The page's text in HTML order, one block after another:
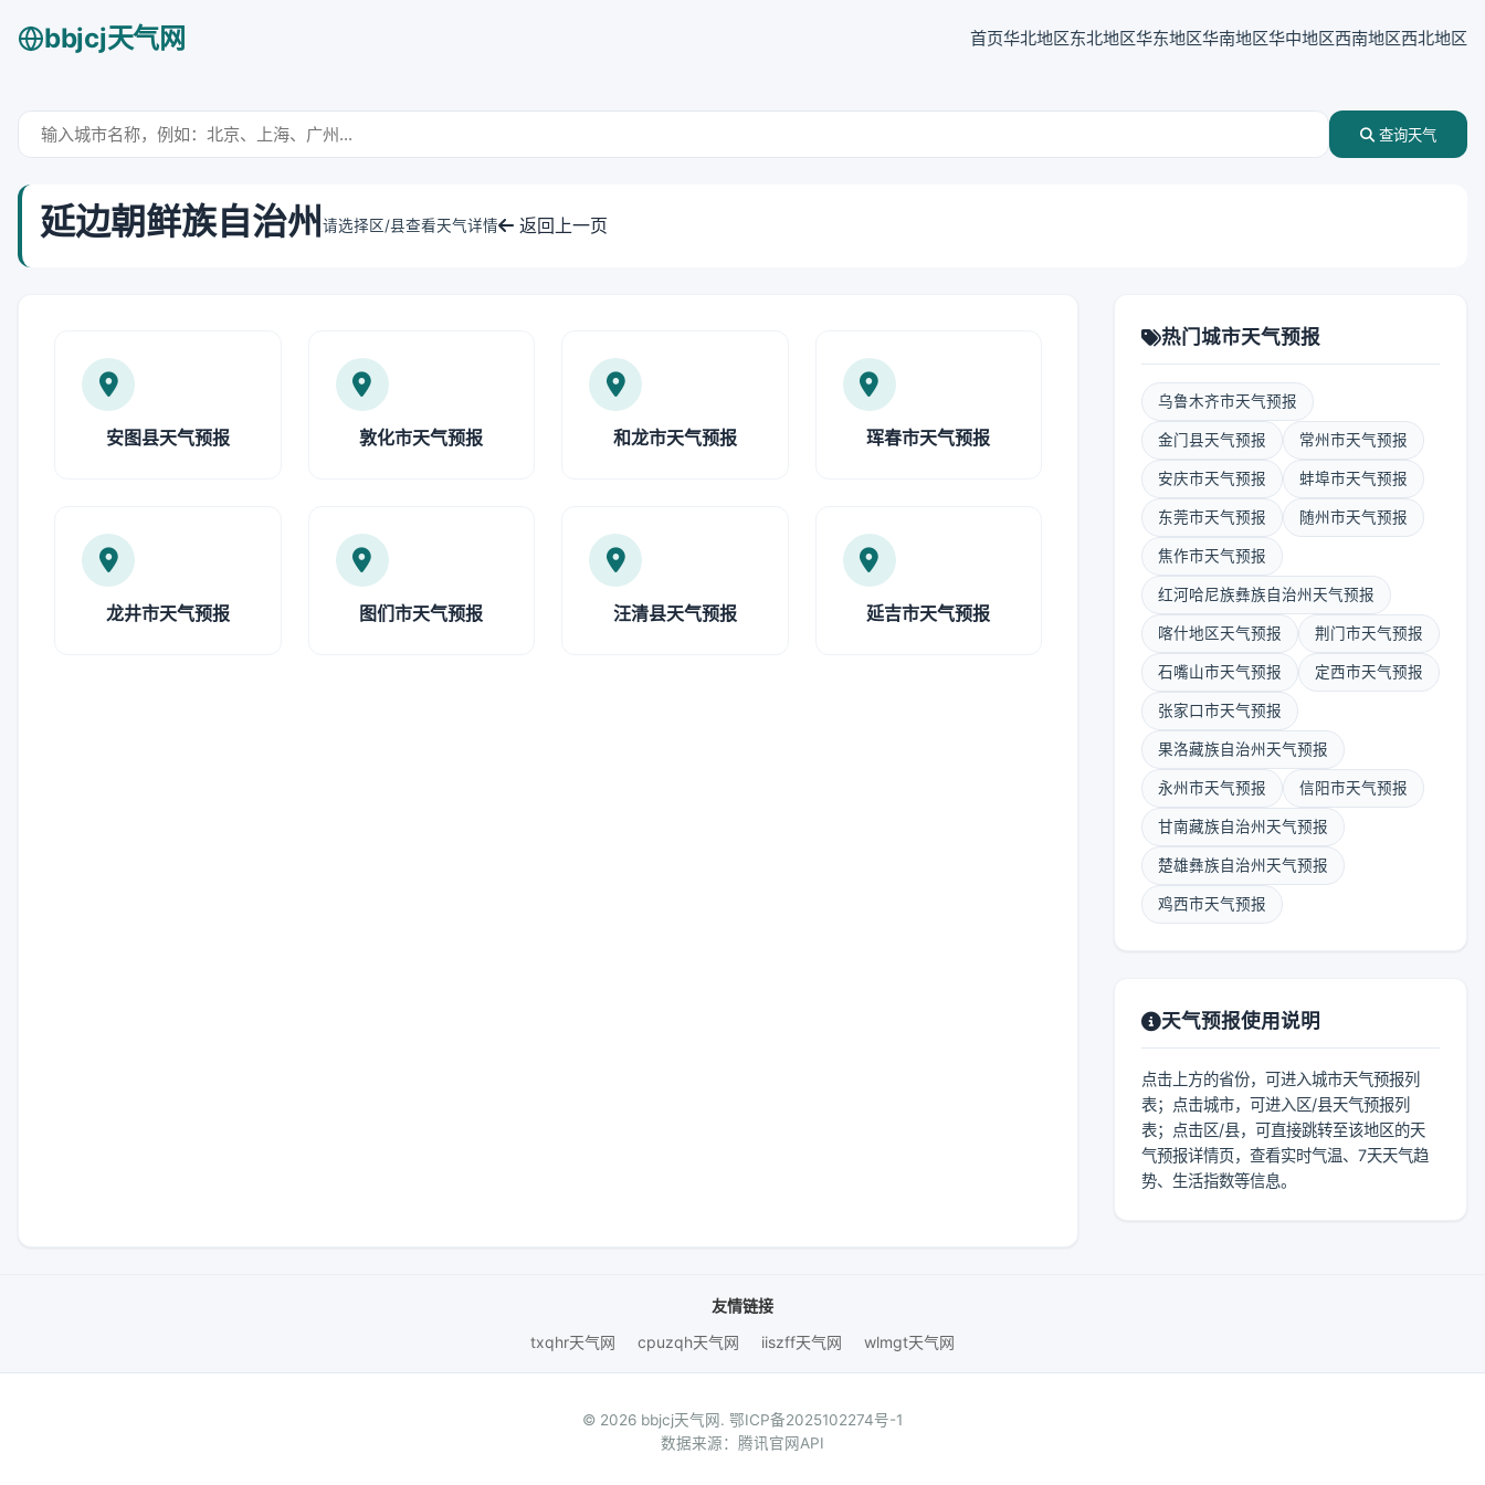
bbjcj天气网 首页华北地区东北地区华东地区华南地区华中地区西南地区西北地区
查询天气
延边朝鲜族自治州 请选择区/县查看天气详情 返回上一页
安图县天气预报 敦化市天气预报 和龙市天气预报 珲春市天气预报
龙井市天气预报 图们市天气预报 汪清县天气预报 延吉市天气预报
热门城市天气预报
乌鲁木齐市天气预报
金门县天气预报 常州市天气预报
安庆市天气预报 蚌埠市天气预报
东莞市天气预报 随州市天气预报
焦作市天气预报
红河哈尼族彝族自治州天气预报
喀什地区天气预报 荆门市天气预报
石嘴山市天气预报 定西市天气预报
张家口市天气预报
果洛藏族自治州天气预报
永州市天气预报 信阳市天气预报
甘南藏族自治州天气预报
楚雄彝族自治州天气预报
鸡西市天气预报
天气预报使用说明
点击上方的省份，可进入城市天气预报列
表；点击城市，可进入区/县天气预报列
表；点击区/县，可直接跳转至该地区的天
气预报详情页，查看实时气温、7天天气趋
势、生活指数等信息。
友情链接
txqhr天气网
cpuzqh天气网 iiszff天气网 wlmgt天气网
© 2026 bbjcj天气网. 鄂ICP备2025102274号-1
数据来源：腾讯官网API